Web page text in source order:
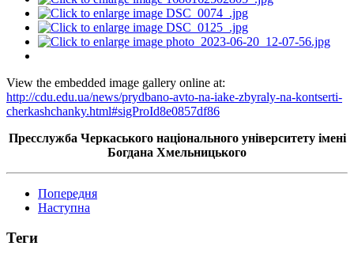
View the embedded image gallery online at:
http://cdu.edu.ua/news/prydbano-avto-na-iake-zbyraly-na-kontserti-
cherkashchanky.html#sigProId8e0857df86
Пресслужба Черкаського національного університету імені
Богдана Хмельницького
Попередня
Наступна
Теги